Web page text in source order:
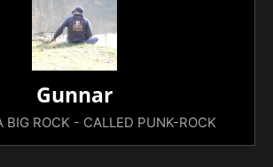
Gunnar
BIG ROCK - CALLED PUNK-ROCK